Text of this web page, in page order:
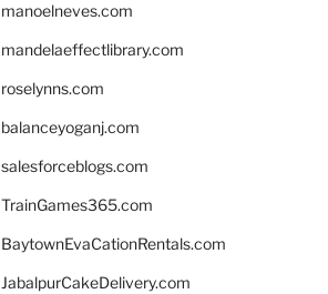
manoelneves.com
mandelaeffectlibrary.com
roselynns.com
balanceyoganj.com
salesforceblogs.com
TrainGames365.com
BaytownEvaCationRentals.com
JabalpurCakeDelivery.com